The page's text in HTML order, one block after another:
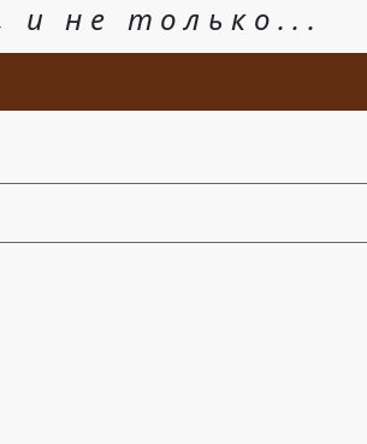
и не только...